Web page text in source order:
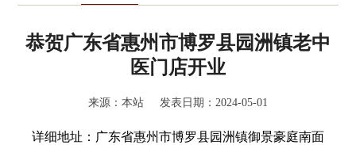
恭贺广东省惠州市博罗县园洲镇老中
医门店开业
来源：本站 发表日期：2024-05-01
详细地址：广东省惠州市博罗县园洲镇御景豪庭南面